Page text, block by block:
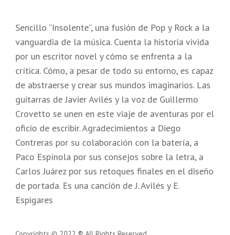
Sencillo “Insolente”, una fusión de Pop y Rock a la
vanguardia de la música. Cuenta la historia vivida
por un escritor novel y cómo se enfrenta a la
crítica. Cómo, a pesar de todo su entorno, es capaz
de abstraerse y crear sus mundos imaginarios. Las
guitarras de Javier Avilés y la voz de Guillermo
Crovetto se unen en este viaje de aventuras por el
oficio de escribir. Agradecimientos a Diego
Contreras por su colaboración con la batería, a
Paco Espínola por sus consejos sobre la letra, a
Carlos Juárez por sus retoques finales en el diseño
de portada. Es una canción de J. Avilés y E.
Espigares